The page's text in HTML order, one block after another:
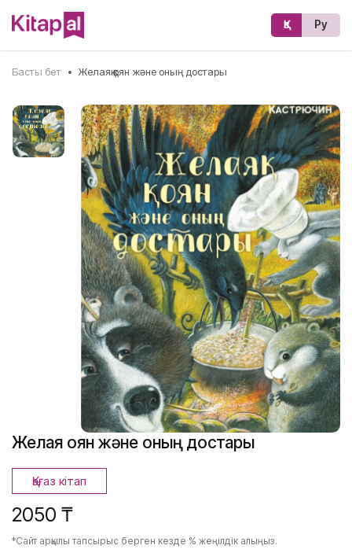
Қз Ру
Басты бет • Желаяқ қоян және оның достары
Желаяқ қоян және оның достары
Қағаз кітап
2050 ₸
*Сайт арқылы тапсырыс берген кезде % жеңілдік алыңыз.